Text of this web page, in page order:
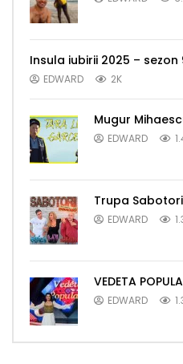
Insula iubirii 2025 – sezon
EDWARD 2K
Mugur
EDWARD
Trupa
EDWARD
VEDETA
EDWARD